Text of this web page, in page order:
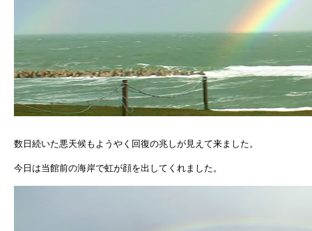
数日続いた悪天候もようやく回復の兆しが見えて来ました。
今日は当館前の海岸で虹が顔を出してくれました。